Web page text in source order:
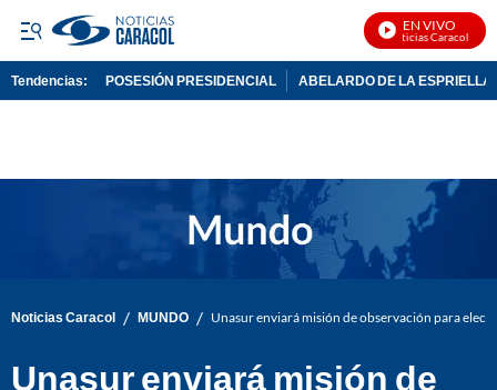
EN VIVO
Noticias Caracol En
Tendencias: POSESIÓN PRESIDENCIAL ABELARDO DE LA ESPRIELLA
Noticias Caracol / MUNDO / Unasur enviará misión de observación para
Unasur enviará misión de